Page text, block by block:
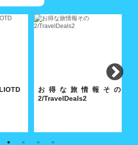
行支援割
お得な旅情報その
2/TravelDeals2
知っておきたいお得な旅情報を